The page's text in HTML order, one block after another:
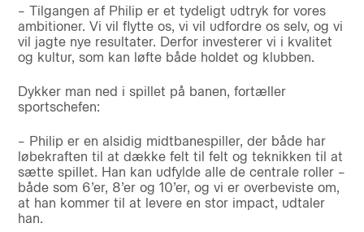
– Tilgangen af Philip er et tydeligt udtryk for vores
ambitioner. Vi vil flytte os, vi vil udfordre os selv, og vi
vil jagte nye resultater. Derfor investerer vi i kvalitet
og kultur, som kan løfte både holdet og klubben.
Dykker man ned i spillet på banen, fortæller
sportschefen:
– Philip er en alsidig midtbanespiller, der både har
løbekraften til at dække felt til felt og teknikken til at
sætte spillet. Han kan udfylde alle de centrale roller –
både som 6’er, 8’er og 10’er, og vi er overbeviste om,
at han kommer til at levere en stor impact, udtaler
han.